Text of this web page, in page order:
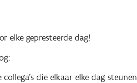
elke gepresteerde dag!
die elkaar elke dag steunen